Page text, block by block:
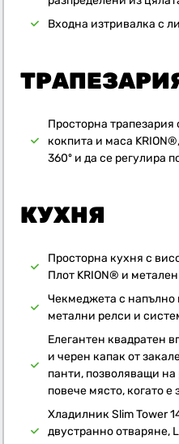
Входна изтривалка с
Просторна трапезария
кокпита и маса
360º и да се регулира
КУХНЯ
Просторна кухня с
Плот KRION® и
Чекмеджета с
метални релси и
Елегантен квадратен
и черен капак от
панти, позволяващи на
повече място, когато е
Хладилник Slim Tower
двустранно отваряне,